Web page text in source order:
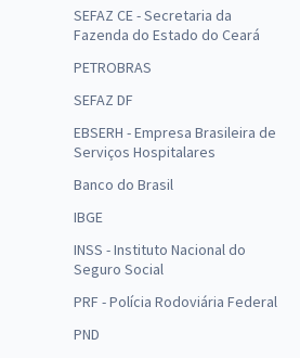
SEFAZ CE - Secretaria da
Fazenda do Estado do Ceará
PETROBRAS
SEFAZ DF
EBSERH - Empresa Brasileira de
Serviços Hospitalares
Banco do Brasil
IBGE
INSS - Instituto Nacional do
Seguro Social
PRF - Polícia Rodoviária Federal
PND